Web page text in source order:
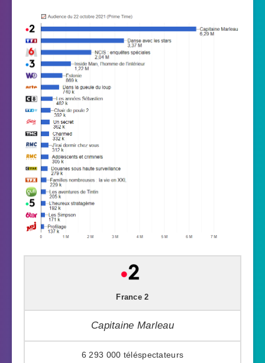
France 2
Capitaine Marleau
6 293 000